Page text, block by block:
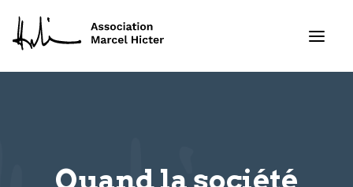
Quand la société